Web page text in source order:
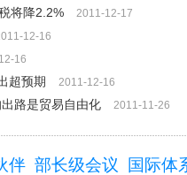
将降2.2%
2011-12-17
12-16
16
超预期 2011-12-16
路是贸易自由化 2011-11-26
伴 部长级会议
国际体